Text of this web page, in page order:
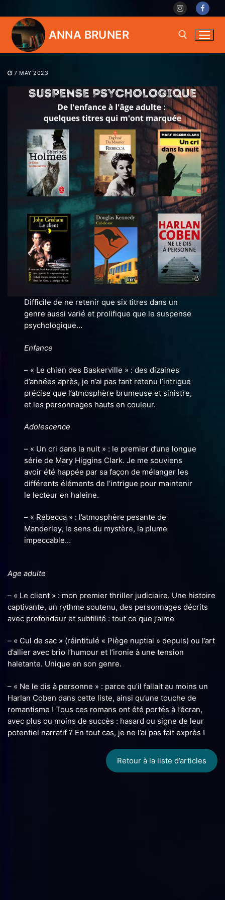
to
content
ANNA BRUNER
7 MAY 2023
Difficile de ne retenir que six titres dans un
genre aussi varié et prolifique que le suspense
psychologique…
Enfance
– « Le chien des Baskerville » : des dizaines
d’années après, je n’ai pas tant retenu l’intrigue
précise que l’atmosphère brumeuse et sinistre,
et les personnages hauts en couleur.
Adolescence
– « Un cri dans la nuit » : le premier d’une longue
série de Mary Higgins Clark. Je me souviens
avoir été happée par sa façon de mélanger les
différents éléments de l’intrigue pour maintenir
le lecteur en haleine.
– « Rebecca » : l’atmosphère pesante de
Manderley, le sens du mystère, la plume
impeccable…
Age adulte
– « Le client » : mon premier thriller judiciaire. Une histoire
captivante, un rythme soutenu, des personnages décrits
avec profondeur et subtilité : tout ce que j’aime
– « Cul de sac » (réintitulé « Piège nuptial » depuis) ou l’art
d’allier avec brio l’humour et l’ironie à une tension
haletante. Unique en son genre.
– « Ne le dis à personne » : parce qu’il fallait au moins un
Harlan Coben dans cette liste, ainsi qu’une touche de
romantisme ! Tous ces romans ont été portés à l’écran,
avec plus ou moins de succès : hasard ou signe de leur
potentiel narratif ? En tout cas, je ne l’ai pas fait exprès !
Retour à la liste d’articles